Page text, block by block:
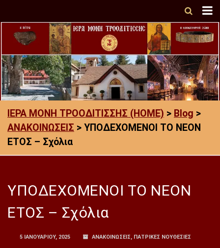
ΙΕΡΑ ΜΟΝΗ ΤΡΟΟΔΙΤΙΣΣΗΣ (HOME) > Blog >
ΑΝΑΚΟΙΝΩΣΕΙΣ > ΥΠΟΔΕΧΟΜΕΝΟΙ ΤΟ ΝΕΟΝ
ΕΤΟΣ – Σχόλια
ΥΠΟΔΕΧΟΜΕΝΟΙ ΤΟ ΝΕΟΝ
ΕΤΟΣ – Σχόλια
5 ΙΑΝΟΥΑΡΊΟΥ, 2025 ΑΝΑΚΟΙΝΩΣΕΙΣ, ΠΑΤΡΙΚΕΣ ΝΟΥΘΕΣΙΕΣ